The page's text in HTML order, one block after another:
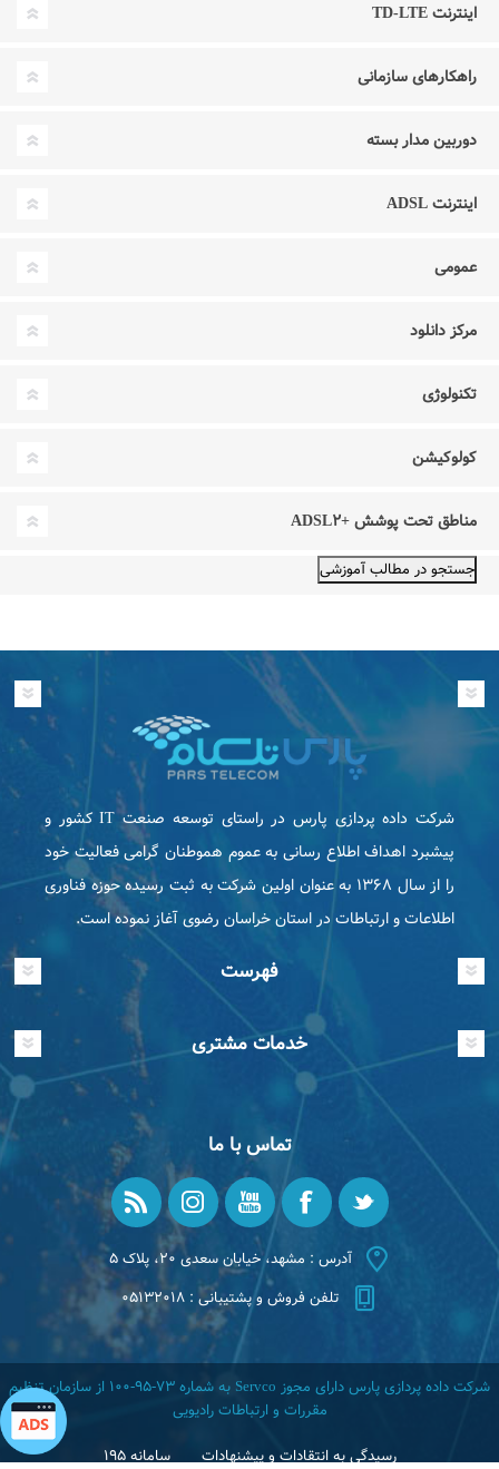
اینترنت TD-LTE
راهکارهای سازمانی
دوربین مدار بسته
اینترنت ADSL
عمومی
مرکز دانلود
تکنولوژی
کولوکیشن
مناطق تحت پوشش +ADSL۲
شرکت داده پردازی پارس در راستای توسعه صنعت IT كشور و
پیشبرد اهداف اطلاع رسانی به عموم هموطنان گرامی فعاليت خود
را از سال ۱۳۶۸ به عنوان اولین شرکت به ثبت رسیده حوزه فناوری
اطلاعات و ارتباطات در استان خراسان رضوی آغاز نموده است.
فهرست
خدمات مشتری
تماس با ما
آدرس : مشهد، خیابان سعدی ۲۰، پلاک ۵
تلفن فروش و پشتیبانی : ۰۵۱۳۲۰۱۸
شرکت داده پردازی پارس دارای مجوز Servco به شماره ۷۳-۹۵-۱۰۰ از سازمان تنظیم
مقررات و ارتباطات رادیویی
رسیدگی به انتقادات و پیشنهادات
سامانه ۱۹۵